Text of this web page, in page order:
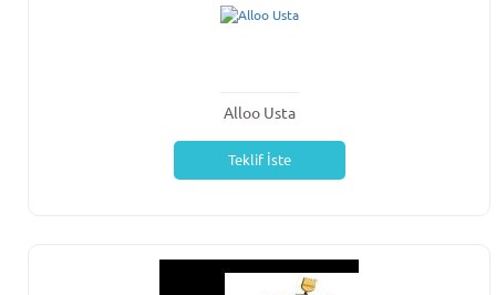
Alloo Usta
Teklif İste